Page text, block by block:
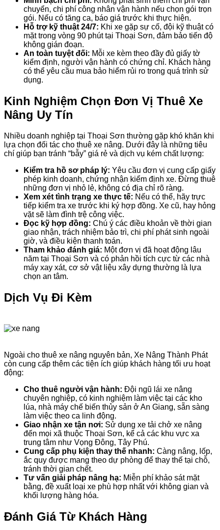
chuyển, chi phí công nhân vận hành nếu chọn gói trọn
gói. Nếu có tăng ca, báo giá trước khi thực hiện.
Hỗ trợ kỹ thuật 24/7: Khi xe gặp sự cố, đội kỹ thuật có
mặt trong vòng 90 phút tại Thoại Sơn, đảm bảo tiến độ
không gián đoạn.
An toàn tuyệt đối: Mỗi xe kèm theo đầy đủ giấy tờ
kiểm định, người vận hành có chứng chỉ. Khách hàng
có thể yêu cầu mua bảo hiểm rủi ro trong quá trình sử
dụng.
Kinh Nghiệm Chọn Đơn Vị Thuê Xe
Nâng Uy Tín
Nhiều doanh nghiệp tại Thoại Sơn thường gặp khó khăn khi
lựa chọn đối tác cho thuê xe nâng. Dưới đây là những tiêu
chí giúp bạn tránh “bẫy” giá rẻ và dịch vụ kém chất lượng:
Kiểm tra hồ sơ pháp lý: Yêu cầu đơn vị cung cấp giấy
phép kinh doanh, chứng nhận kiểm định xe. Đừng thuê
những đơn vị nhỏ lẻ, không có địa chỉ rõ ràng.
Xem xét tình trạng xe thực tế: Nếu có thể, hãy trực
tiếp kiểm tra xe trước khi ký hợp đồng. Xe cũ, hay hỏng
vặt sẽ làm đình trệ công việc.
Đọc kỹ hợp đồng: Chú ý các điều khoản về thời gian
giao nhận, trách nhiệm bảo trì, chi phí phát sinh ngoài
giờ, và điều kiện thanh toán.
Tham khảo đánh giá: Một đơn vị đã hoạt động lâu
năm tại Thoại Sơn và có phản hồi tích cực từ các nhà
máy xay xát, cơ sở vật liệu xây dựng thường là lựa
chọn an tâm.
Dịch Vụ Đi Kèm
Ngoài cho thuê xe nâng nguyên bản, Xe Nâng Thành Phát
còn cung cấp thêm các tiện ích giúp khách hàng tối ưu hoạt
động:
Cho thuê người vận hành: Đội ngũ lái xe nâng
chuyên nghiệp, có kinh nghiệm làm việc tại các kho
lúa, nhà máy chế biến thủy sản ở An Giang, sẵn sàng
làm việc theo ca linh động.
Giao nhận xe tận nơi: Sử dụng xe tải chở xe nâng
đến mọi xã thuộc Thoại Sơn, kể cả các khu vực xa
trung tâm như Vọng Đông, Tây Phú.
Cung cấp phụ kiện thay thế nhanh: Càng nâng, lốp,
ắc quy được mang theo dự phòng để thay thế tại chỗ,
tránh thời gian chết.
Tư vấn giải pháp nâng hạ: Miễn phí khảo sát mặt
bằng, đề xuất loại xe phù hợp nhất với không gian và
khối lượng hàng hóa.
Đánh Giá Từ Khách Hàng